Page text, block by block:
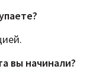
вы начинали?